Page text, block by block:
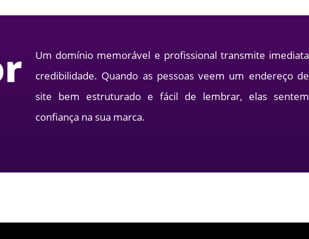
Um domínio memorável e profissional transmite imediata
credibilidade. Quando as pessoas veem um endereço de
site bem estruturado e fácil de lembrar, elas sentem
confiança na sua marca.